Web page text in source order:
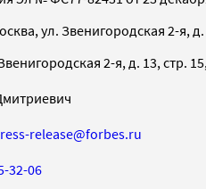
ул. Звенигородская 2-я, д.
2-я, д. 13, стр.
release@forbes.ru
32-06